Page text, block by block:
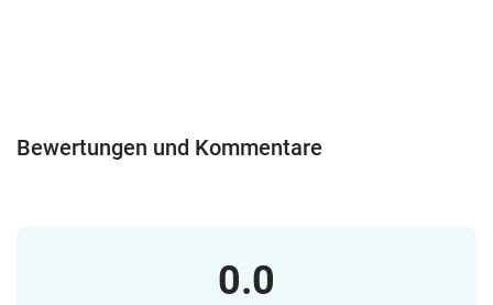
Bewertungen und Kommentare
0.0